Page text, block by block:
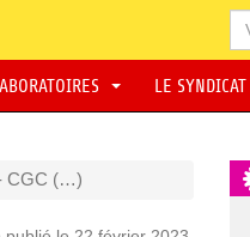
LE SYNDICAT
CGC (…)